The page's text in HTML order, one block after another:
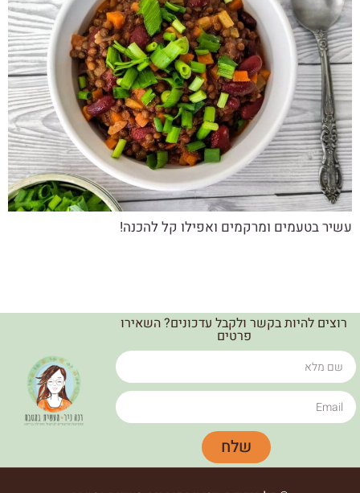
עשיר בטעמים ומרקמים ואפילו קל להכנה!
רוצים להיות בקשר ולקבל עדכונים? השאירו
פרטים
שלח